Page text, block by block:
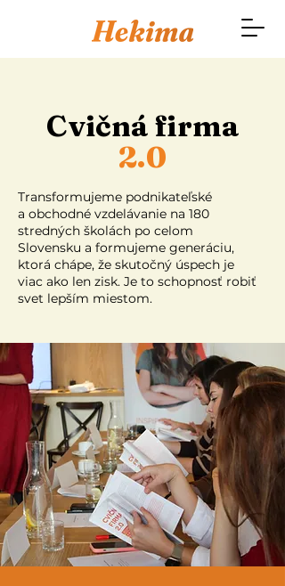
Cvičná firma
2.0
Transformujeme podnikateľské
a obchodné vzdelávanie na 180
stredných školách po celom
Slovensku a formujeme generáciu,
ktorá chápe, že skutočný úspech je
viac ako len zisk. Je to schopnosť robiť
svet lepším miestom.